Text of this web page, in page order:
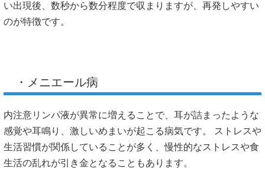
い出現後、数秒から数分程度で収まりますが、再発しやすい
のが特徴です。
・メニエール病
内注意リンパ液が異常に増えることで、耳が詰まったような
感覚や耳鳴り、激しいめまいが起こる病気です。 ストレスや
生活習慣が関係していることが多く、慢性的なストレスや食
生活の乱れが引き金となることもあります。